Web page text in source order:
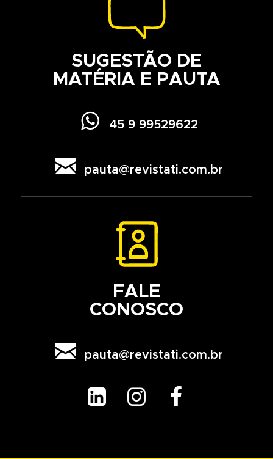
SUGESTÃO DE
MATÉRIA E PAUTA
 45 9 99529622
 pauta@revistati.com.br
FALE
CONOSCO
 pauta@revistati.com.br
  